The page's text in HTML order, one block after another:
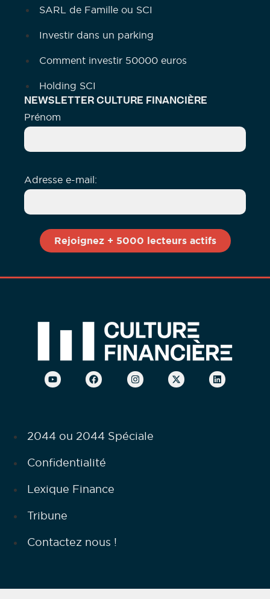
SARL de Famille ou SCI
Investir dans un parking
Comment investir 50000 euros
Holding SCI
NEWSLETTER CULTURE FINANCIÈRE
Prénom
Adresse e-mail:
2044 ou 2044 Spéciale
Confidentialité
Lexique Finance
Tribune
Contactez nous !